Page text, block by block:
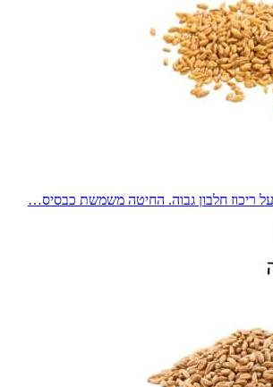
ריכוז חלבון גבוה. החיטה משמשת כבסיס…